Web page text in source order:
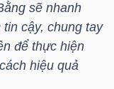
sẽ nhanh
cậy, chung tay
để thực hiện
hiệu quả